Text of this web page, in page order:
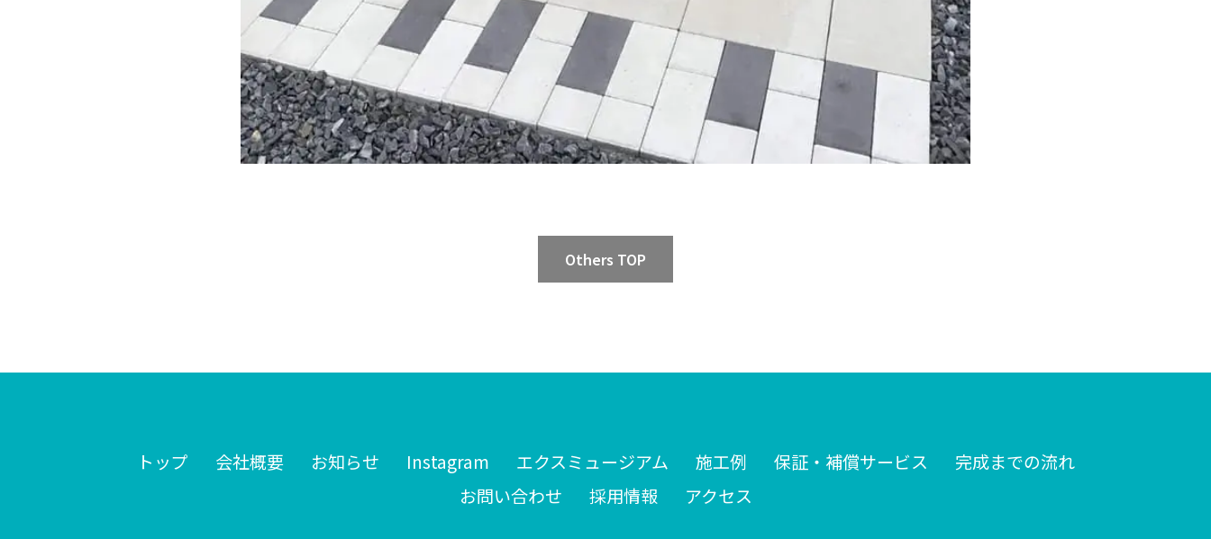
Others TOP
トップ 会社概要 お知らせ Instagram エクスミュージアム 施工例 保証・補償サービス
完成までの流れ
お問い合わせ
採用情報 アクセス